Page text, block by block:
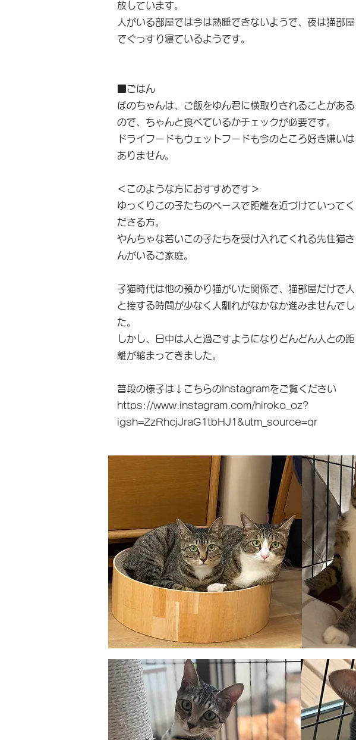
放しています。
人がいる部屋では今は熟睡できないようで、夜は猫部屋
でぐっすり寝ているようです。
■ごはん
ほのちゃんは、ご飯をゆん君に横取りされることがある
ので、ちゃんと食べているかチェックが必要です。
ドライフードもウェットフードも今のところ好き嫌いは
ありません。
＜このような方におすすめです＞
ゆっくりこの子たちのペースで距離を近づけていってく
ださる方。
やんちゃな若いこの子たちを受け入れてくれる先住猫さ
んがいるご家庭。
子猫時代は他の預かり猫がいた関係で、猫部屋だけで人
と接する時間が少なく人馴れがなかなか進みませんでし
た。
しかし、日中は人と過ごすようになりどんどん人との距
離が縮まってきました。
普段の様子は↓こちらのInstagramをご覧ください
https://www.instagram.com/hiroko_oz?
igsh=ZzRhcjJraG1tbHJ1&utm_source=qr